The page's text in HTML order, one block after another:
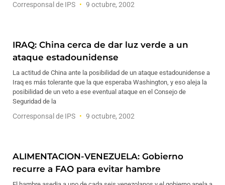
Corresponsal de IPS 9 octubre, 2002
IRAQ: China cerca de dar luz verde a un
ataque estadounidense
La actitud de China ante la posibilidad de un ataque estadounidense a
Iraq es más tolerante que la que esperaba Washington, y eso aleja la
posibilidad de un veto a ese eventual ataque en el Consejo de
Seguridad de la
Corresponsal de IPS 9 octubre, 2002
ALIMENTACION-VENEZUELA: Gobierno
recurre a FAO para evitar hambre